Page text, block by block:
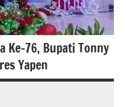
Ke-76, Bupati Tonny
Yapen